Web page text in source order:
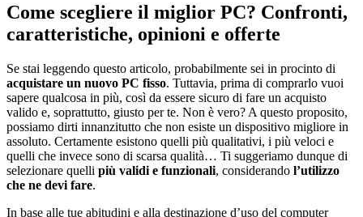
Come scegliere il miglior PC? Confronti,
caratteristiche, opinioni e offerte
Se stai leggendo questo articolo, probabilmente sei in procinto di
acquistare un nuovo PC fisso. Tuttavia, prima di comprarlo vuoi
sapere qualcosa in più, così da essere sicuro di fare un acquisto
valido e, soprattutto, giusto per te. Non è vero? A questo proposito,
possiamo dirti innanzitutto che non esiste un dispositivo migliore in
assoluto. Certamente esistono quelli più qualitativi, i più veloci e
quelli che invece sono di scarsa qualità… Ti suggeriamo dunque di
selezionare quelli più validi e funzionali, considerando l’utilizzo
che ne devi fare.
In base alle tue abitudini e alla destinazione d’uso del computer